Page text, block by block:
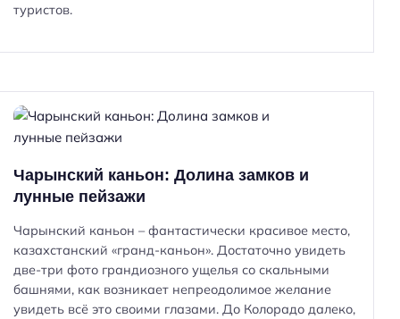
туристов.
Чарынский каньон: Долина замков и
лунные пейзажи
Чарынский каньон – фантастически красивое место,
казахстанский «гранд-каньон». Достаточно увидеть
две-три фото грандиозного ущелья со скальными
башнями, как возникает непреодолимое желание
увидеть всё это своими глазами. До Колорадо далеко,